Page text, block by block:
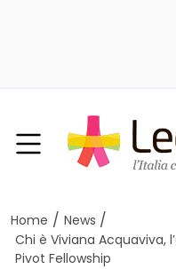
Home / News /
Chi è Viviana Acquaviva,
Pivot Fellowship